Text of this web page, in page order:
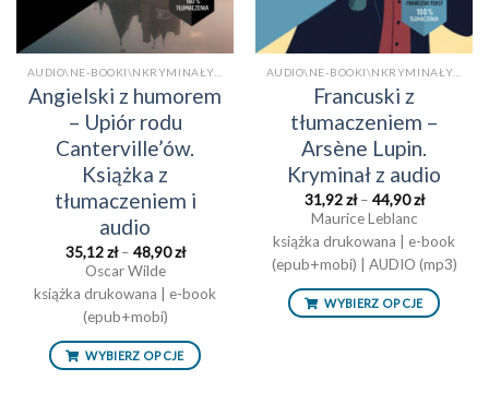
AUDIO\NE-BOOKI\NKRYMINAŁY/SENSACJE\NKSIĄŻKI PO ANGIELSKU Z TŁUMACZENIEM\NKSIĄŻKI TRADYCYJNEAUDIO
Angielski z humorem
– Upiór rodu
Canterville’ów.
Książka z
tłumaczeniem i
audio
35,12zł – 48,90złZakres
35,12 zł
Oscar Wilde
książka drukowana | e-book
(epub+mobi)
WYBIERZ OPCJE
AUDIO\NE-BOOKI\NKRYMINAŁY/SENSACJE\NKSIĄŻKI PO FRANCUSKU Z TŁUMACZENIEM\NKSIĄŻKI TRADYCYJNEAUDIO
Francuski z
tłumaczeniem –
Arsène Lupin.
Kryminał z audio
31,92zł – 44,90złZakres
31,92 zł
do
44,90 zł
Maurice Leblanc
książka drukowana | e-book
(epub+mobi) | AUDIO (mp3)
WYBIERZ OPCJE